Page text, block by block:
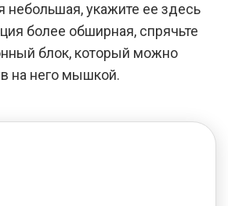
небольшая, укажите ее здесь
более обширная, спрячьте
блок, который можно
на него мышкой.